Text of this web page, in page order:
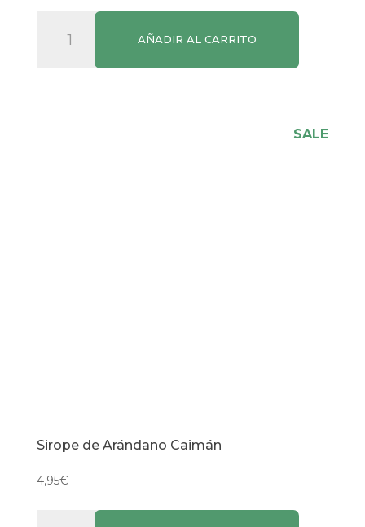
AÑADIR AL CARRITO
SALE
Sirope de Arándano Caimán
4,95€